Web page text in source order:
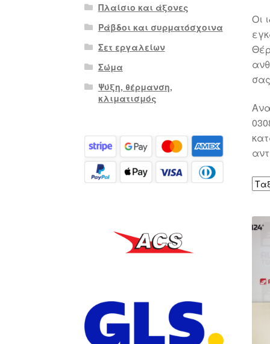
Οι
Πλαίσιο και άξονες
Ράβδοι και συρματόσχοινα
Σετ εργαλείων
Σώμα
Ψύξη, θέρμανση,
κλιματισμός